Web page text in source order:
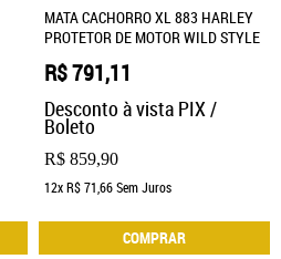
MATA CACHORRO XL 883 HARLEY
PROTETOR DE MOTOR WILD STYLE
R$ 859,90
R$ 791,11
Desconto à vista PIX /
Boleto
12xR$ 71,66Sem Juros
COMPRAR